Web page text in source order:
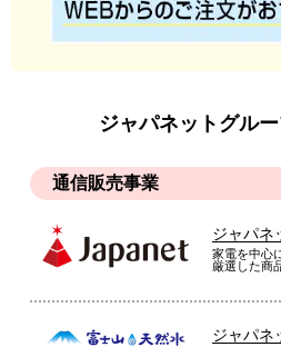
ジャパネットグル
通信販売事業
ジャパネ
家電を中心
厳選した商
ジャパネ